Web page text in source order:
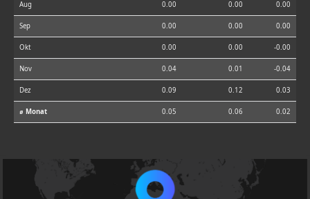
Aug 0.00 0.00 0.00
Sep 0.00 0.00 0.00
Okt 0.00 0.00 -0.00
Nov 0.04 0.01 -0.04
Dez 0.09 0.12 0.03
⌀ Monat 0.05 0.06 0.02